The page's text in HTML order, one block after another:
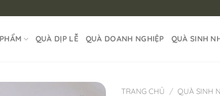
QUÀ DỊP LỄ QUÀ DOANH NGHIỆP QUÀ SINH
TRANG CHỦ / QUÀ SINH